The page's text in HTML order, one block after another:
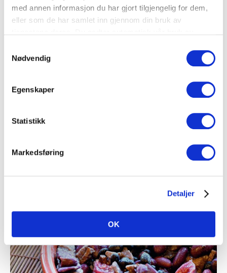
med annen informasjon du har gjort tilgjengelig for dem,
eller som de har samlet inn gjennom din bruk av
Nødvendig
Egenskaper
Statistikk
Markedsføring
Detaljer
OK
Fisk,Kraft